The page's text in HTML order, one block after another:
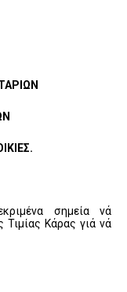
σημεία νά
Τιμίας Κάρας γιά νά